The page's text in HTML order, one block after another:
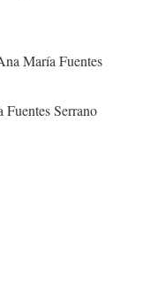
María Fuentes
Serrano